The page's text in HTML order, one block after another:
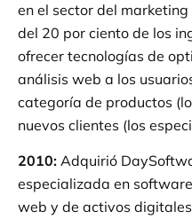
en el sector del
del 20 por ciento de los
ofrecer tecnologías de
análisis web a los
categoría de productos
nuevos clientes (los
2010: Adquirió
especializada en
web y de activos